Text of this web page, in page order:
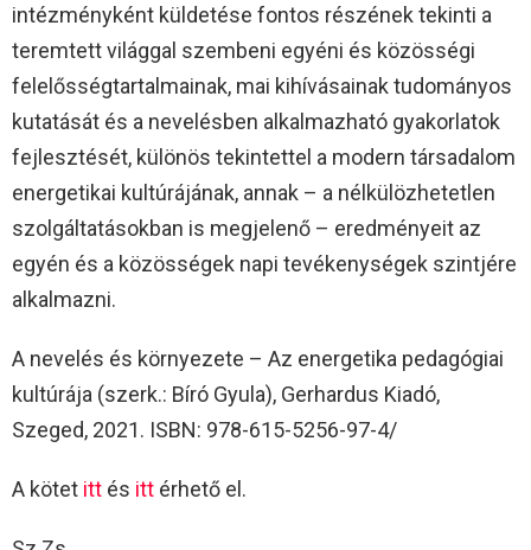
intézményként küldetése fontos részének tekinti a
teremtett világgal szembeni egyéni és közösségi
felelősségtartalmainak, mai kihívásainak tudományos
kutatását és a nevelésben alkalmazható gyakorlatok
fejlesztését, különös tekintettel a modern társadalom
energetikai kultúrájának, annak – a nélkülözhetetlen
szolgáltatásokban is megjelenő – eredményeit az
egyén és a közösségek napi tevékenységek szintjére
alkalmazni.
A nevelés és környezete – Az energetika pedagógiai
kultúrája (szerk.: Bíró Gyula), Gerhardus Kiadó,
Szeged, 2021. ISBN: 978-615-5256-97-4/
A kötet itt és itt érhető el.